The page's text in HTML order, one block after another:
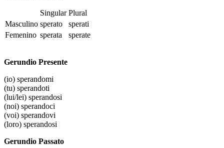
Singular Plural
Masculino sperato
sperati
Femenino sperata sperate
Gerundio Presente
(io) sperandomi
(tu) sperandoti
(lui/lei) sperandosi
(noi) sperandoci
(voi) sperandovi
(loro) sperandosi
Gerundio Passato